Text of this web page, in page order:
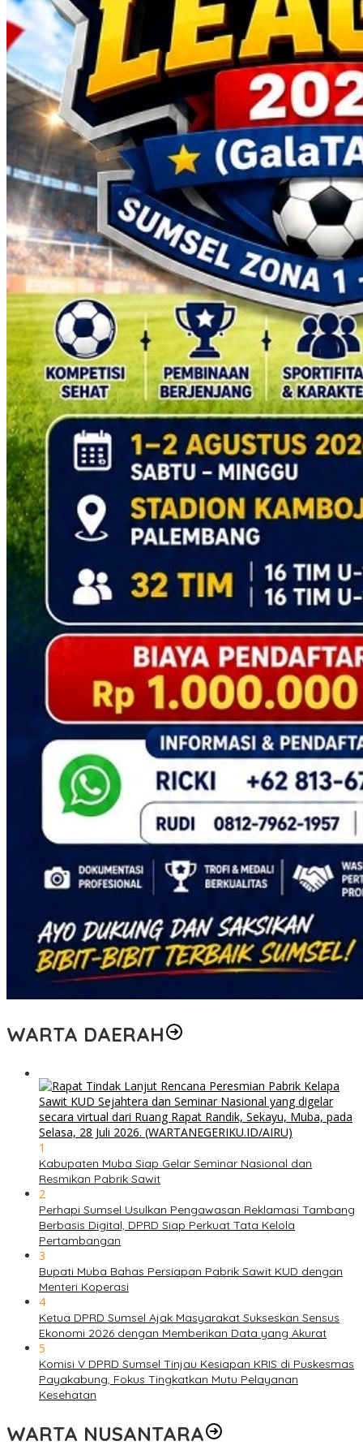
WARTA DAERAH
1
Kabupaten Muba Siap Gelar Seminar Nasional dan
Resmikan Pabrik Sawit
2
Perhapi Sumsel Usulkan Pengawasan Reklamasi Tambang
Berbasis Digital, DPRD Siap Perkuat Tata Kelola
Pertambangan
3
Bupati Muba Bahas Persiapan Pabrik Sawit KUD dengan
Menteri Koperasi
4
Ketua DPRD Sumsel Ajak Masyarakat Sukseskan Sensus
Ekonomi 2026 dengan Memberikan Data yang Akurat
5
Komisi V DPRD Sumsel Tinjau Kesiapan KRIS di Puskesmas
Payakabung, Fokus Tingkatkan Mutu Pelayanan
Kesehatan
WARTA NUSANTARA